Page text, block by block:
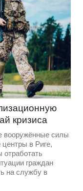
кризиса
вооружённые силы
в Риге,
отработать
граждан
на службу в